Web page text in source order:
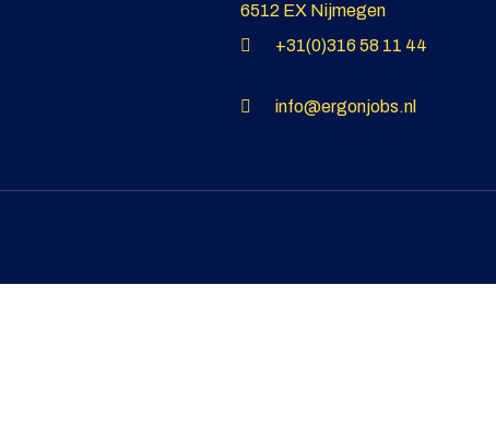
6512 EX Nijmegen
+31(0)316 58 11 44
info@ergonjobs.nl